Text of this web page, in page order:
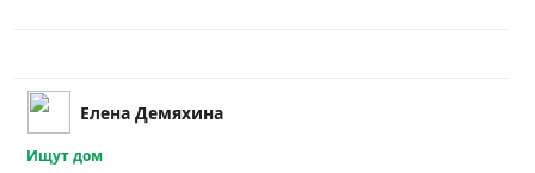
Елена Демяхина
Ищут дом